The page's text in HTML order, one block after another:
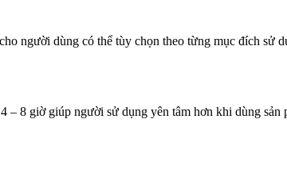
người dùng có thể tùy chọn theo từng mục đích sử
– 8 giờ giúp người sử dụng yên tâm hơn khi dùng sản